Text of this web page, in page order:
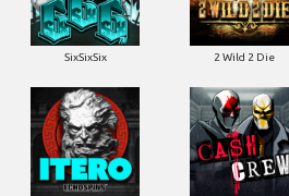
SixSixSix 2 Wild 2 Die